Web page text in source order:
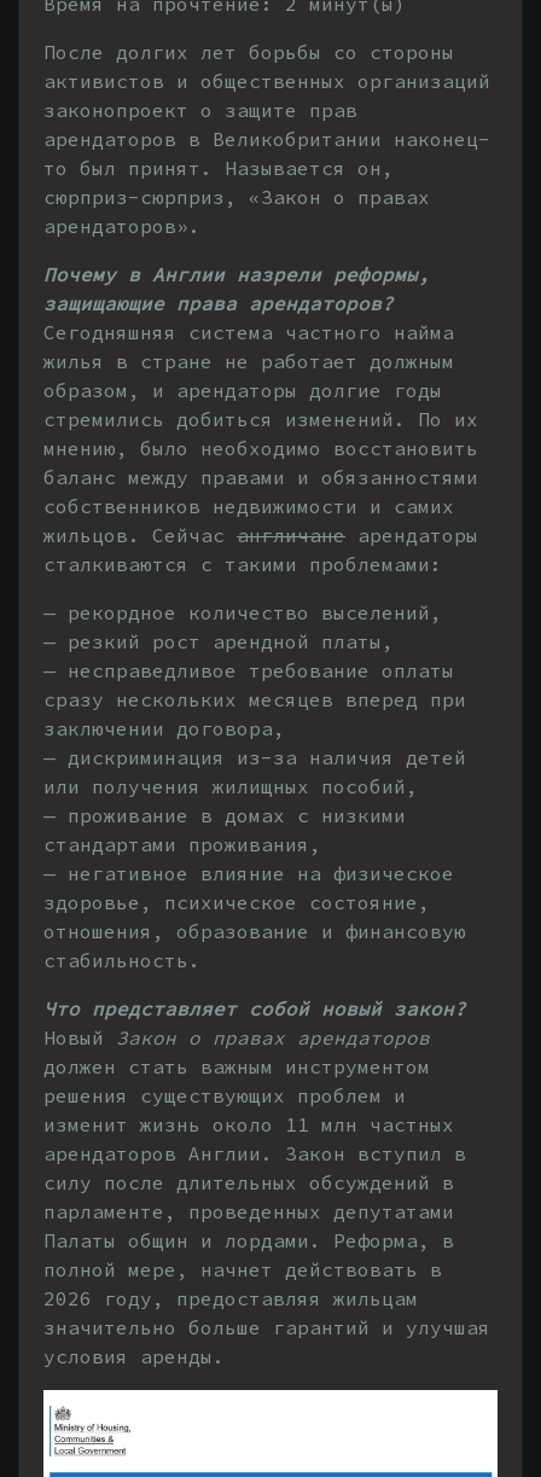
После долгих лет борьбы со стороны
активистов и общественных организаций
законопроект о защите прав
арендаторов в Великобритании наконец-
то был принят. Называется он,
сюрприз-сюрприз, «Закон о правах
арендаторов».
Почему в Англии назрели реформы,
защищающие права арендаторов?
Сегодняшняя система частного найма
жилья в стране не работает должным
образом, и арендаторы долгие годы
стремились добиться изменений. По их
мнению, было необходимо восстановить
баланс между правами и обязанностями
собственников недвижимости и самих
жильцов. Сейчас англичане арендаторы
сталкиваются с такими проблемами:
— рекордное количество выселений,
— резкий рост арендной платы,
— несправедливое требование оплаты
сразу нескольких месяцев вперед при
заключении договора,
— дискриминация из-за наличия детей
или получения жилищных пособий,
— проживание в домах с низкими
стандартами проживания,
— негативное влияние на физическое
здоровье, психическое состояние,
отношения, образование и финансовую
стабильность.
Что представляет собой новый закон?
Новый Закон о правах арендаторов
должен стать важным инструментом
решения существующих проблем и
изменит жизнь около 11 млн частных
арендаторов Англии. Закон вступил в
силу после длительных обсуждений в
парламенте, проведенных депутатами
Палаты общин и лордами. Реформа, в
полной мере, начнет действовать в
2026 году, предоставляя жильцам
значительно больше гарантий и улучшая
условия аренды.